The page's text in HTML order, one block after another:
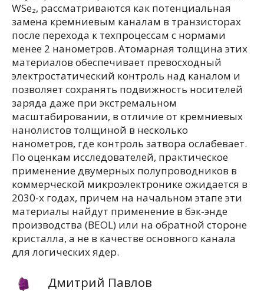
WSe₂, рассматриваются как потенциальная
замена кремниевым каналам в транзисторах
после перехода к техпроцессам с нормами
менее 2 нанометров. Атомарная толщина этих
материалов обеспечивает превосходный
электростатический контроль над каналом и
позволяет сохранять подвижность носителей
заряда даже при экстремальном
масштабировании, в отличие от кремниевых
нанолистов толщиной в несколько
нанометров, где контроль затвора ослабевает.
По оценкам исследователей, практическое
применение двумерных полупроводников в
коммерческой микроэлектронике ожидается в
2030-х годах, причем на начальном этапе эти
материалы найдут применение в бэк-энде
производства (BEOL) или на обратной стороне
кристалла, а не в качестве основного канала
для логических ядер.
Дмитрий Павлов